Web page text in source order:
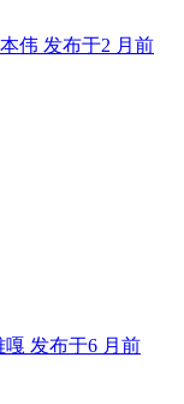
伟 发布于2 月前
嘎 发布于6 月前